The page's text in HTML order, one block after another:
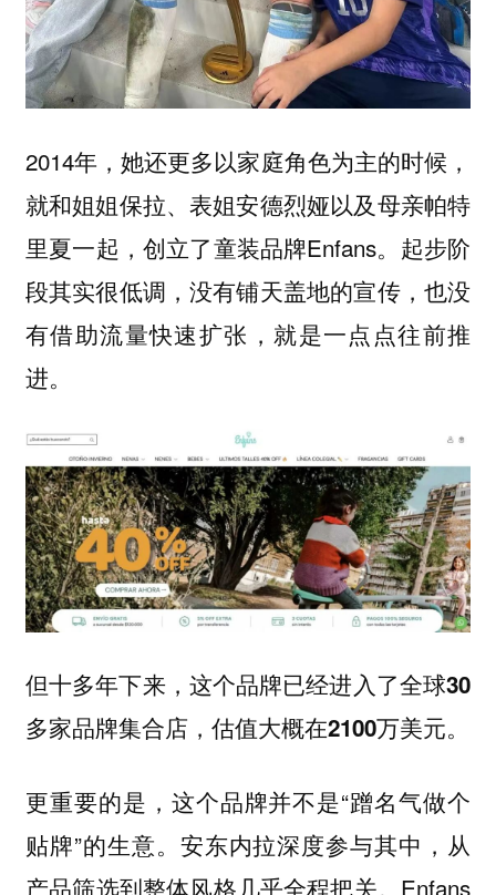
2014年，她还更多以家庭角色为主的时候，
就和姐姐保拉、表姐安德烈娅以及母亲帕特
里夏一起，创立了童装品牌Enfans。起步阶
段其实很低调，没有铺天盖地的宣传，也没
有借助流量快速扩张，就是一点点往前推
进。
但十多年下来，这个品牌已经进入了全球30
多家品牌集合店，估值大概在2100万美元。
更重要的是，这个品牌并不是“蹭名气做个
贴牌”的生意。安东内拉深度参与其中，从
产品筛选到整体风格几乎全程把关。Enfans